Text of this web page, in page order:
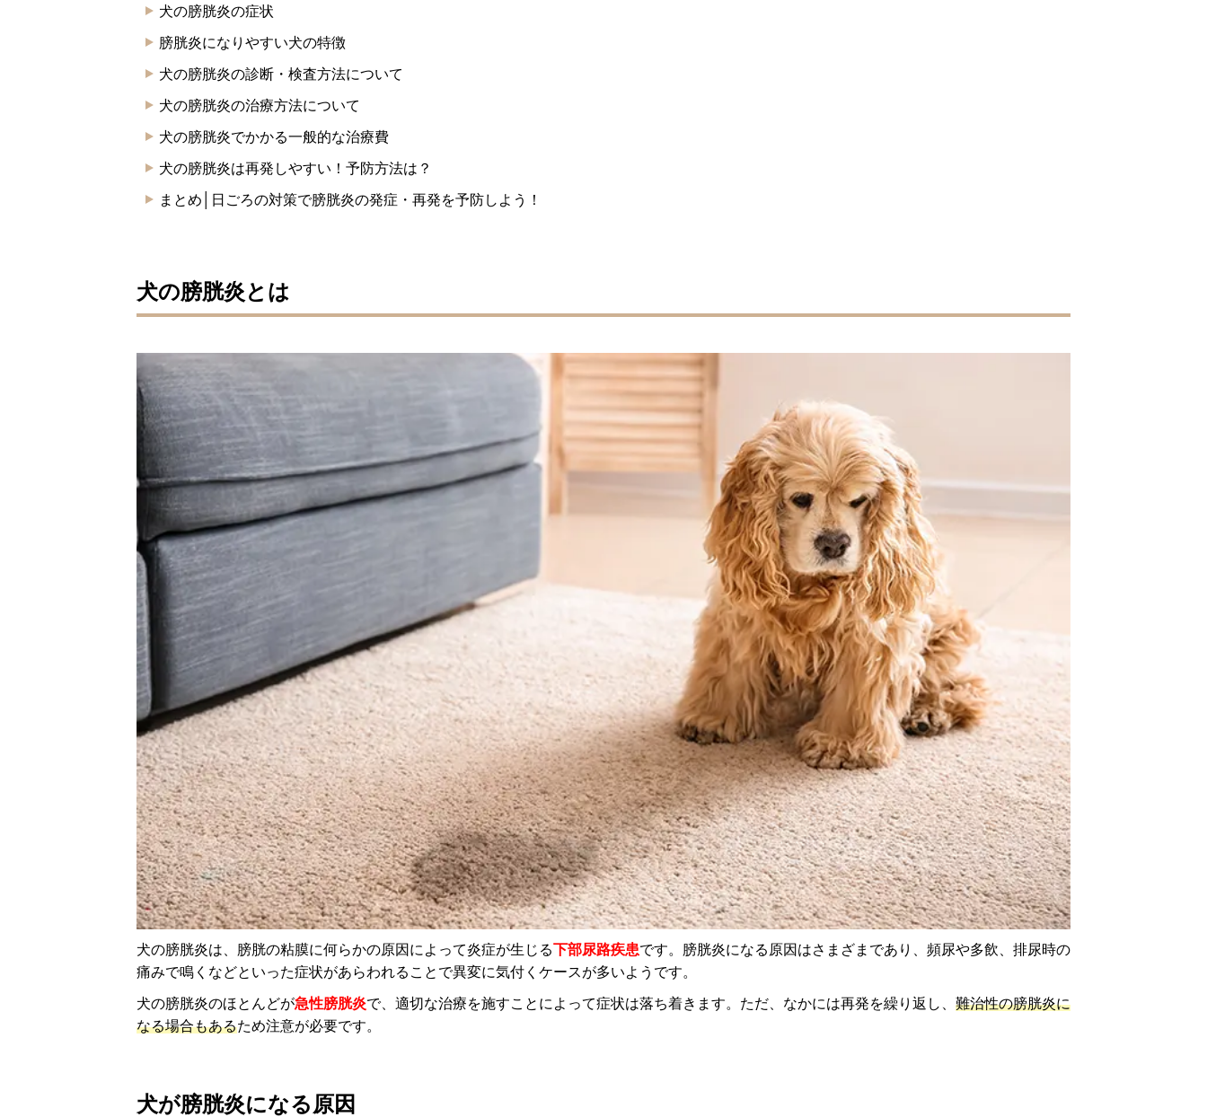
犬の膀胱炎の症状
膀胱炎になりやすい犬の特徴
犬の膀胱炎の診断・検査方法について
犬の膀胱炎の治療方法について
犬の膀胱炎でかかる一般的な治療費
犬の膀胱炎は再発しやすい！予防方法は？
まとめ│日ごろの対策で膀胱炎の発症・再発を予防しよう！
犬の膀胱炎とは
犬の膀胱炎は、膀胱の粘膜に何らかの原因によって炎症が生じる下部尿路疾患です。膀胱炎になる原因はさまざまであり、頻尿や多飲、排尿時の
痛みで鳴くなどといった症状があらわれることで異変に気付くケースが多いようです。
犬の膀胱炎のほとんどが急性膀胱炎で、適切な治療を施すことによって症状は落ち着きます。ただ、なかには再発を繰り返し、 難治性の膀胱炎に
なる場合もあるため注意が必要です。
犬が膀胱炎になる原因